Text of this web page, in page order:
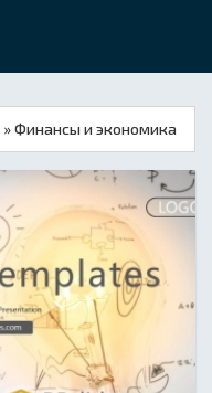
» Финансы и экономика